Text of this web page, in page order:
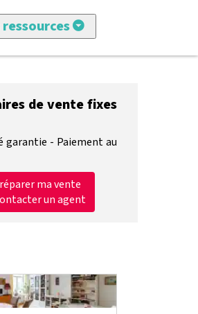
ressources
imkiz
et vente
de vente fixes
garantie - Paiement au
ma vente
un agent